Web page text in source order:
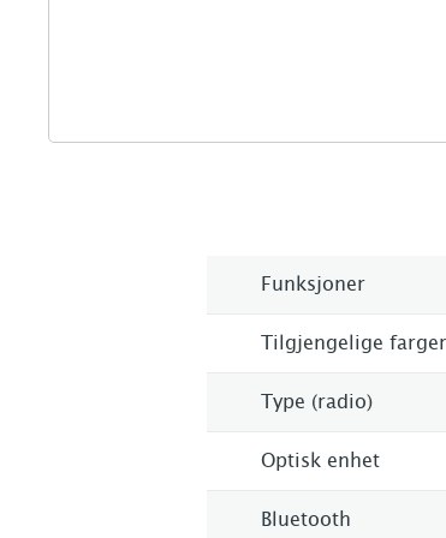
Funksjoner
Tilgjengelige farger
Type (radio)
Optisk enhet
Bluetooth